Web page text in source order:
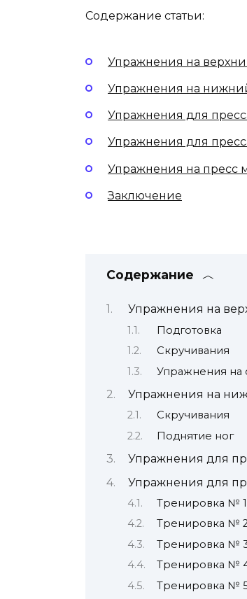
Содержание статьи:
Упражнения на
Упражнения на
Упражнения для
Упражнения для
Упражнения на пресс
Заключение
Содержание
Упражнения на
Подготовка
Скручивания
Упражнения на
Упражнения на
Скручивания
Поднятие ног
Упражнения для
Упражнения для
Тренировка № 1
Тренировка №
Тренировка №
Тренировка №
Тренировка №